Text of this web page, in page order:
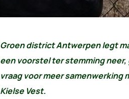
Groen district Antwerpen legt
een voorstel ter stemming
vraag voor meer samenwerking
Kielse Vest.